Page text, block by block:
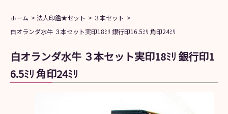
ホーム 法人印鑑★セット
３本セット
白オランダ水牛 ３本セット実印18ﾐﾘ 銀行印16.5ﾐﾘ 角印24ﾐﾘ
白オランダ水牛 ３本セット実印18ﾐﾘ 銀行印1
6.5ﾐﾘ 角印24ﾐﾘ